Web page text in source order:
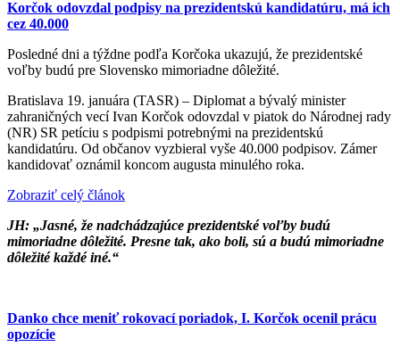
Korčok odovzdal podpisy na prezidentskú kandidatúru, má ich
cez 40.000
Posledné dni a týždne podľa Korčoka ukazujú, že prezidentské
voľby budú pre Slovensko mimoriadne dôležité.
Bratislava 19. januára (TASR) – Diplomat a bývalý minister
zahraničných vecí Ivan Korčok odovzdal v piatok do Národnej rady
(NR) SR petíciu s podpismi potrebnými na prezidentskú
kandidatúru. Od občanov vyzbieral vyše 40.000 podpisov. Zámer
kandidovať oznámil koncom augusta minulého roka.
Zobraziť celý článok
JH: „Jasné, že nadchádzajúce prezidentské voľby budú
mimoriadne dôležité. Presne tak, ako boli, sú a budú mimoriadne
dôležité každé iné.“
Danko chce meniť rokovací poriadok, I. Korčok ocenil prácu
opozície